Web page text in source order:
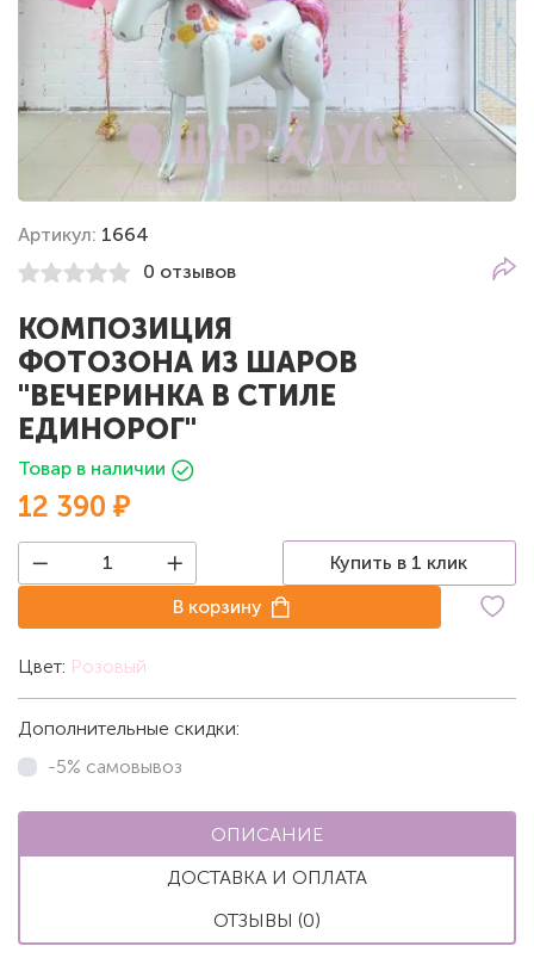
Артикул: 1664
0 отзывов
КОМПОЗИЦИЯ
ФОТОЗОНА ИЗ ШАРОВ
"ВЕЧЕРИНКА В СТИЛЕ
ЕДИНОРОГ"
Товар в наличии
12 390 ₽
Купить в 1 клик
В корзину
Цвет: Розовый
Дополнительные скидки:
-5% самовывоз
ОПИСАНИЕ
ДОСТАВКА И ОПЛАТА
ОТЗЫВЫ (0)